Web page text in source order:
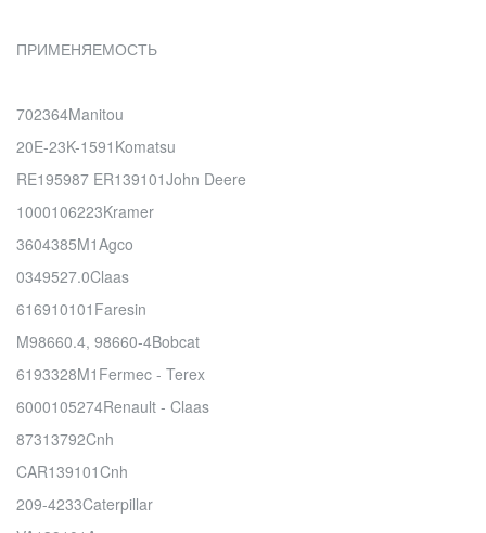
ПРИМЕНЯЕМОСТЬ
702364Manitou
20E-23K-1591Komatsu
RE195987 ER139101John Deere
1000106223Kramer
3604385M1Agco
0349527.0Claas
616910101Faresin
M98660.4, 98660-4Bobcat
6193328M1Fermec - Terex
6000105274Renault - Claas
87313792Cnh
CAR139101Cnh
209-4233Caterpillar